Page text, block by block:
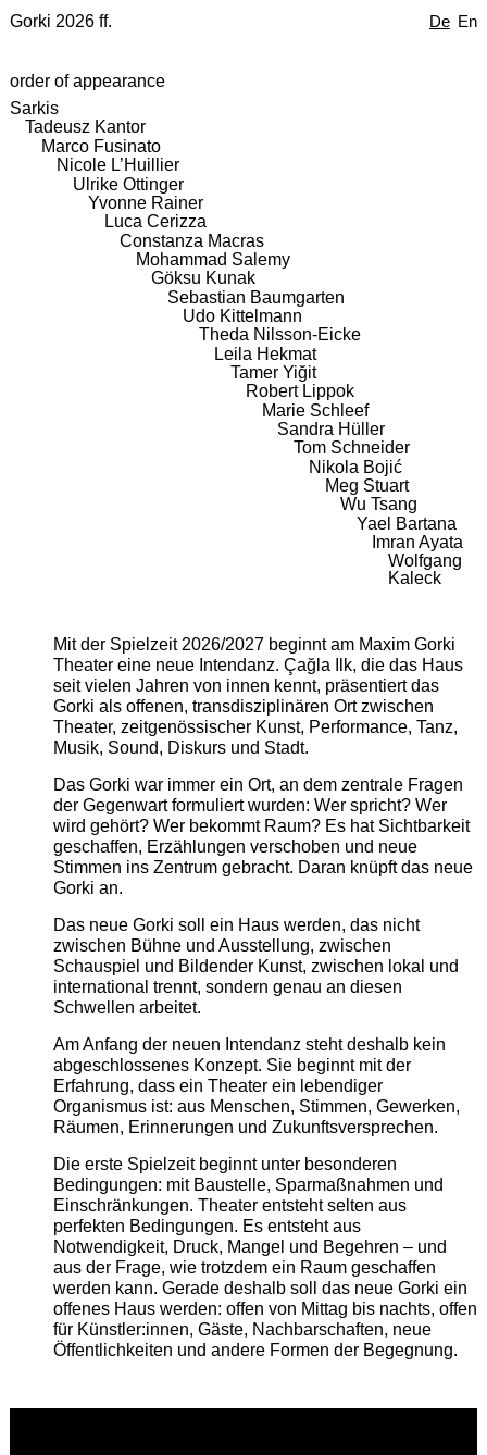
De En
Gorki 2026 ff.
order of appearance
Sarkis
Tadeusz Kantor
Marco Fusinato
Nicole L’Huillier
Ulrike Ottinger
Yvonne Rainer
Luca Cerizza
Constanza Macras
Mohammad Salemy
Göksu Kunak
Sebastian Baumgarten
Udo Kittelmann
Theda Nilsson-Eicke
Leila Hekmat
Tamer Yiğit
Robert Lippok
Marie Schleef
Sandra Hüller
Tom Schneider
Nikola Bojić
Meg Stuart
Wu Tsang
Yael Bartana
Imran Ayata
Wolfgang
Kaleck
Mit der Spielzeit 2026/2027 beginnt am Maxim Gorki
Theater eine neue Intendanz. Çağla Ilk, die das Haus
seit vielen Jahren von innen kennt, präsentiert das
Gorki als offenen, transdisziplinären Ort zwischen
Theater, zeitgenössischer Kunst, Performance, Tanz,
Musik, Sound, Diskurs und Stadt.
Das Gorki war immer ein Ort, an dem zentrale Fragen
der Gegenwart formuliert wurden: Wer spricht? Wer
wird gehört? Wer bekommt Raum? Es hat Sichtbarkeit
geschaffen, Erzählungen verschoben und neue
Stimmen ins Zentrum gebracht. Daran knüpft das neue
Gorki an.
Das neue Gorki soll ein Haus werden, das nicht
zwischen Bühne und Ausstellung, zwischen
Schauspiel und Bildender Kunst, zwischen lokal und
international trennt, sondern genau an diesen
Schwellen arbeitet.
Am Anfang der neuen Intendanz steht deshalb kein
abgeschlossenes Konzept. Sie beginnt mit der
Erfahrung, dass ein Theater ein lebendiger
Organismus ist: aus Menschen, Stimmen, Gewerken,
Räumen, Erinnerungen und Zukunftsversprechen.
Die erste Spielzeit beginnt unter besonderen
Bedingungen: mit Baustelle, Sparmaßnahmen und
Einschränkungen. Theater entsteht selten aus
perfekten Bedingungen. Es entsteht aus
Notwendigkeit, Druck, Mangel und Begehren – und
aus der Frage, wie trotzdem ein Raum geschaffen
werden kann. Gerade deshalb soll das neue Gorki ein
offenes Haus werden: offen von Mittag bis nachts, offen
für Künstler:innen, Gäste, Nachbarschaften, neue
Öffentlichkeiten und andere Formen der Begegnung.